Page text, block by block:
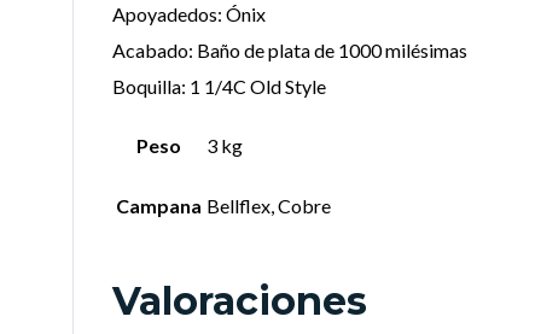
Apoyadedos: Ónix
Acabado: Baño de plata de 1000 milésimas
Boquilla: 1 1/4C Old Style
Peso 3 kg
Campana Bellflex, Cobre
Valoraciones